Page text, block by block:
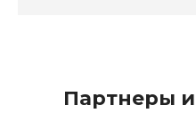
Партнеры